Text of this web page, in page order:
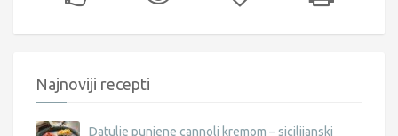
Najnoviji recepti
Datulje punjene cannoli kremom – sicilijanski